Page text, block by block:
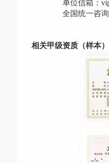
单位信箱：
全国统一咨询电
：400
相关甲级资质（样本）